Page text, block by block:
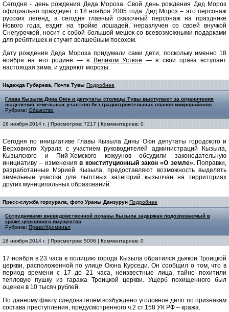
Сегодня - день рождения Деда Мороза. Свой день рождения Дед Мороз
официально празднует с 18 ноября 2005 года. Дед Мороз – это персонаж
русских легенд, а сегодня главный сказочный персонаж на празднике
Нового года, ездит на тройке лошадей, неразлучен со своей внучкой
Снегурочкой, носит с собой большой мешок со всевозможными подарками
для ребятишек и стучит волшебным посохом.
Дату рождения Деда Мороза придумали сами дети, поскольку именно 18
ноября на его родине — в
Великом Устюге — в свои права вступает
настоящая зима, и ударяют морозы.
Надежда Губарева, Почта Тувы Подробнее
Глава Кызыла Дина Оюн и депутаты столицы Тувы выступают за ограничения
выделения земельных участков без градостроительных планов микрорайонов
Рубрика: Общество
18 ноября 2014 г. | Просмотров: 7217 | Комментариев: 0
Сегодня по инициативе Главы Кызыла Дины Оюн депутаты городского и
Верховного Хурала с участием руководителей администраций Кызыла,
Кызылского и Пий-Хемского кожуунов обсудили законодательную
инициативу – измененияв конституционный закон «О земле». Поправки,
разработанные Мэрией Кызыла, предоставляют возможность выделять
земельные участки для льготных категорий кызылчан на территориях
других муниципальных образований.
Пресс-служба горхурала, фото Ураны Данзурун Подробнее
Сотрудниками вневедомственной охраны Кызыла задержан подозреваемый в
краже церковного имущества
Рубрика: Право/Криминал
18 ноября 2014 г. | Просмотров: 5006 | Комментариев: 0
17 ноября в 23 часа в полицию города Кызыла обратился дьякон Троицкой
церкви, расположенной по улице Оюна Курседи. Он сообщил о том, что в
период времени с 17 до 21 часа, неизвестные лица, тайно похитили
тепловую пушку из гаража Троицкой церкви. Ущерб похищенного был
оценен в 10 тысяч рублей.
По данному факту следователем возбуждено уголовное дело по признакам
состава преступления, предусмотренного ч.2 ст.158 УК РФ – кража.